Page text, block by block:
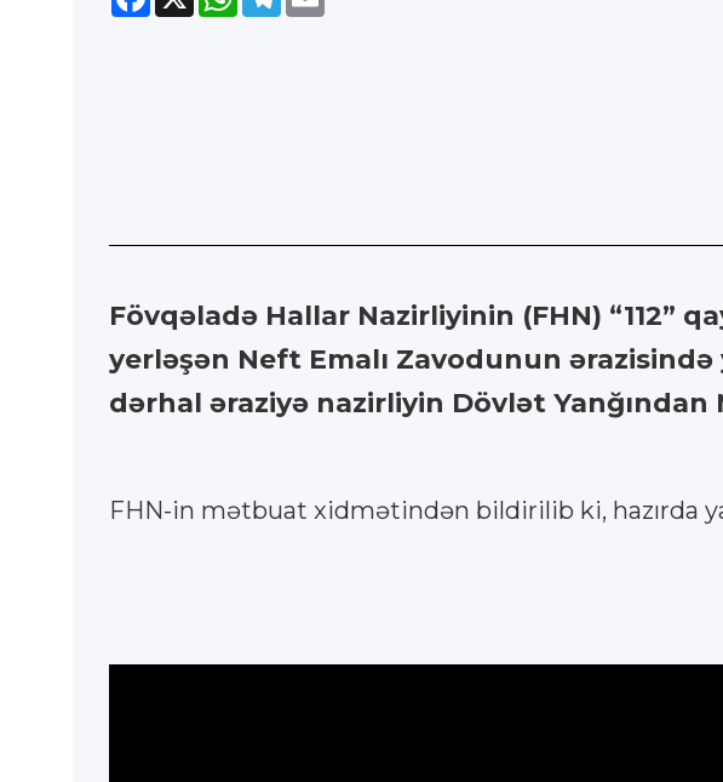
Fövqəladə Hallar Nazirliyinin (FHN) “112”
yerləşən Neft Emalı Zavodunun
dərhal əraziyə nazirliyin Dövlət
FHN-in mətbuat xidmətindən bildirilib ki, hazırda